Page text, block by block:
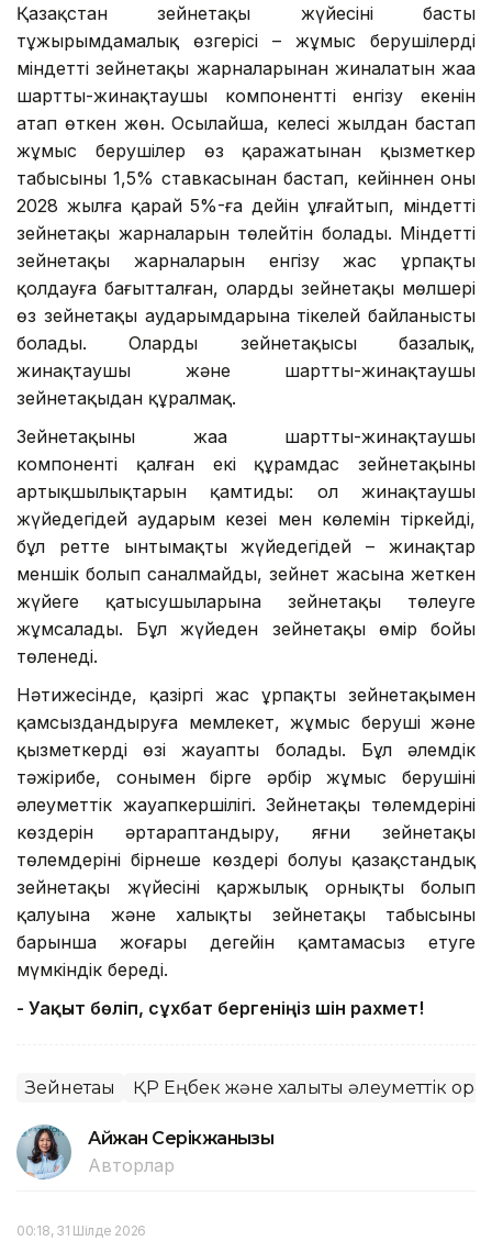
Қазақстан зейнетақы жүйесінің басты
тұжырымдамалық өзгерісі – жұмыс берушілердің
міндетті зейнетақы жарналарынан жиналатын жаңа
шартты-жинақтаушы компонентті енгізу екенін
атап өткен жөн. Осылайша, келесі жылдан бастап
жұмыс берушілер өз қаражатынан қызметкер
табысының 1,5% ставкасынан бастап, кейіннен оны
2028 жылға қарай 5%-ға дейін ұлғайтып, міндетті
зейнетақы жарналарын төлейтін болады. Міндетті
зейнетақы жарналарын енгізу жас ұрпақты
қолдауға бағытталған, олардың зейнетақы мөлшері
өз зейнетақы аударымдарына тікелей байланысты
болады. Олардың зейнетақысы базалық,
жинақтаушы және шартты-жинақтаушы
зейнетақыдан құралмақ.
Зейнетақының жаңа шартты-жинақтаушы
компоненті қалған екі құрамдас зейнетақының
артықшылықтарын қамтиды: ол жинақтаушы
жүйедегідей аударым кезеңі мен көлемін тіркейді,
бұл ретте ынтымақты жүйедегідей – жинақтар
меншік болып саналмайды, зейнет жасына жеткен
жүйеге қатысушыларына зейнетақы төлеуге
жұмсалады. Бұл жүйеден зейнетақы өмір бойы
төленеді.
Нәтижесінде, қазіргі жас ұрпақты зейнетақымен
қамсыздандыруға мемлекет, жұмыс беруші және
қызметкердің өзі жауапты болады. Бұл әлемдік
тәжірибе, сонымен бірге әрбір жұмыс берушінің
әлеуметтік жауапкершілігі. Зейнетақы төлемдерінің
көздерін әртараптандыру, яғни зейнетақы
төлемдерінің бірнеше көздері болуы қазақстандық
зейнетақы жүйесінің қаржылық орнықты болып
қалуына және халықтың зейнетақы табысының
барынша жоғары деңгейін қамтамасыз етуге
мүмкіндік береді.
- Уақыт бөліп, сұхбат бергеніңіз үшін рахмет!
Зейнетақы ҚР Еңбек және халықты әлеуметтік
Айжан Серікжанқызы
Авторлар
00:18, 31 Шілде 2026